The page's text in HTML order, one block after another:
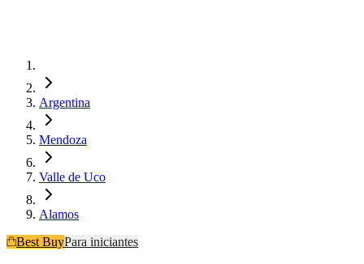
Argentina
Mendoza
Valle de Uco
Alamos
Best BuyPara iniciantes